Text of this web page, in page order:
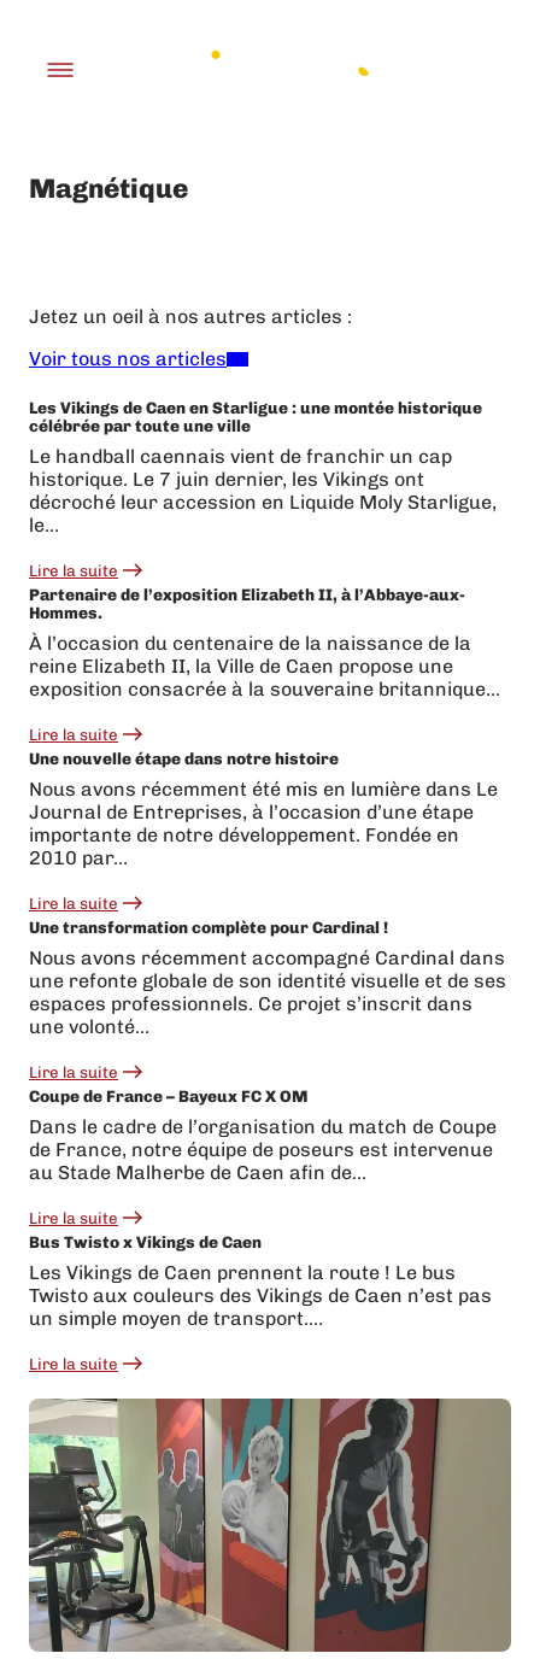
Magnétique
Jetez un oeil à nos autres articles :
Voir tous nos articles
Les Vikings de Caen en Starligue : une montée historique
célébrée par toute une ville
Le handball caennais vient de franchir un cap
historique. Le 7 juin dernier, les Vikings ont
décroché leur accession en Liquide Moly Starligue,
le…
Lire la suite
:
Les
Vikings
de
Caen
en
Starligue
montée
historique
par
toute
une
ville
Partenaire de l’exposition Elizabeth II, à l’Abbaye-aux-
Hommes.
À l’occasion du centenaire de la naissance de la
reine Elizabeth II, la Ville de Caen propose une
exposition consacrée à la souveraine britannique…
Lire la suite
:
Partenaire
de
l’exposition
Elizabeth
II,
à
l’Abbaye-
Hommes.
Une nouvelle étape dans notre histoire
Nous avons récemment été mis en lumière dans Le
Journal de Entreprises, à l’occasion d’une étape
importante de notre développement. Fondée en
2010 par…
Lire la suite
:
Une
nouvelle
étape
dans
notre
histoire
Une transformation complète pour Cardinal !
Nous avons récemment accompagné Cardinal dans
une refonte globale de son identité visuelle et de ses
espaces professionnels. Ce projet s’inscrit dans
une volonté…
Lire la suite
:
Une
transformation
complète
pour
Cardinal
Coupe de France – Bayeux FC X OM
Dans le cadre de l’organisation du match de Coupe
de France, notre équipe de poseurs est intervenue
au Stade Malherbe de Caen afin de…
Lire la suite
:
Coupe
de
France
–
Bayeux
OM
Bus Twisto x Vikings de Caen
Les Vikings de Caen prennent la route ! Le bus
Twisto aux couleurs des Vikings de Caen n’est pas
un simple moyen de transport.…
Lire la suite
:
Twisto
x
Vikings
de
Caen